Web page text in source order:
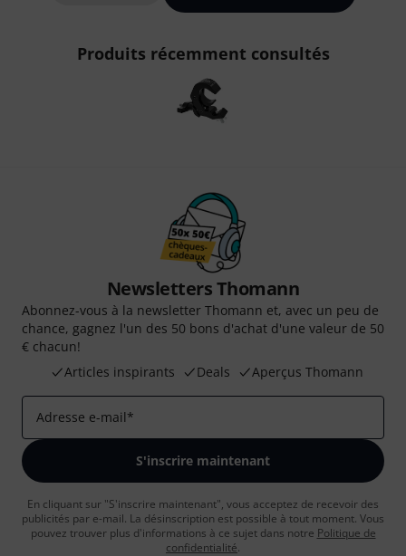
Produits récemment consultés
Newsletters Thomann
Abonnez-vous à la newsletter Thomann et, avec un peu de
chance, gagnez l'un des 50 bons d'achat d'une valeur de 50
€ chacun!
Articles inspirants
Deals Aperçus Thomann
Adresse e-mail*
S'inscrire maintenant
En cliquant sur "S'inscrire maintenant", vous acceptez de recevoir des
publicités par e-mail. La désinscription est possible à tout moment. Vous
pouvez trouver plus d'informations à ce sujet dans notre Politique de
confidentialité.